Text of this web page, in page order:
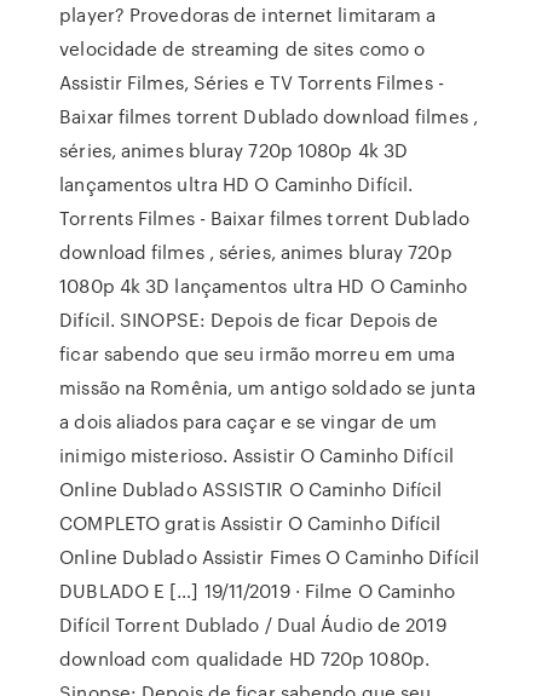
player? Provedoras de internet limitaram a
velocidade de streaming de sites como o
Assistir Filmes, Séries e TV Torrents Filmes -
Baixar filmes torrent Dublado download filmes ,
séries, animes bluray 720p 1080p 4k 3D
lançamentos ultra HD O Caminho Difícil.
Torrents Filmes - Baixar filmes torrent Dublado
download filmes , séries, animes bluray 720p
1080p 4k 3D lançamentos ultra HD O Caminho
Difícil. SINOPSE: Depois de ficar Depois de
ficar sabendo que seu irmão morreu em uma
missão na Romênia, um antigo soldado se junta
a dois aliados para caçar e se vingar de um
inimigo misterioso. Assistir O Caminho Difícil
Online Dublado ASSISTIR O Caminho Difícil
COMPLETO gratis Assistir O Caminho Difícil
Online Dublado Assistir Fimes O Caminho Difícil
DUBLADO E […] 19/11/2019 · Filme O Caminho
Difícil Torrent Dublado / Dual Áudio de 2019
download com qualidade HD 720p 1080p.